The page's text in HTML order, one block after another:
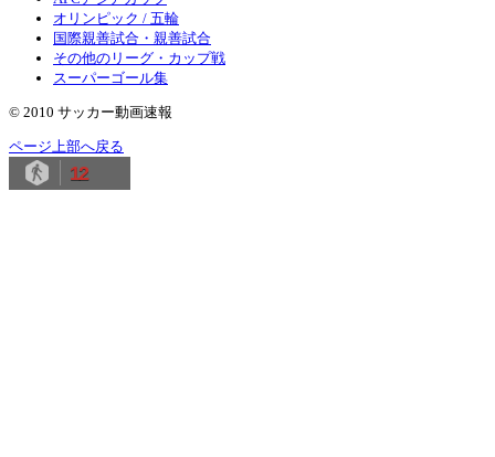
オリンピック / 五輪
国際親善試合・親善試合
その他のリーグ・カップ戦
スーパーゴール集
© 2010 サッカー動画速報
ページ上部へ戻る
12